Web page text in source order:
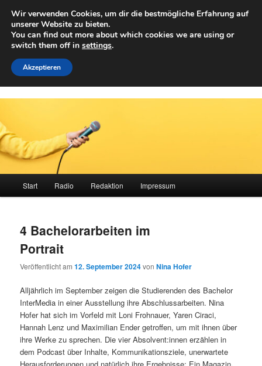
primären
Inhalt
springenAchwelle
Campus Medien der Fachhochschule Vorarlberg
Start Radio Redaktion Impressum
4 Bachelorarbeiten im
Portrait
Veröffentlicht am12. September 2024vonNina Hofer
Alljährlich im September zeigen die Studierenden des Bachelor
InterMedia in einer Ausstellung ihre Abschlussarbeiten. Nina
Hofer hat sich im Vorfeld mit Loni Frohnauer, Yaren Ciraci,
Hannah Lenz und Maximilian Ender getroffen, um mit ihnen über
ihre Werke zu sprechen. Die vier Absolvent:innen erzählen in
dem Podcast über Inhalte, Kommunikationsziele, unerwartete
Wir verwenden Cookies, um dir die bestmögliche Erfahrung auf
unserer Website zu bieten.
You can find out more about which cookies we are using or
switch them off in settings.
Akzeptieren